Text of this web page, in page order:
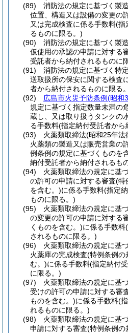
(89)
消防法の規定に基づく製
位置、構造又は設備の変更の
又は完成検査に係る手数料(指
るものに限る。)
(90)
消防法の規定に基づく製
仮使用の承認の申請に対する
受託者から納付されるものに
(91)
消防法の規定に基づく特
送取扱所の保安に関する検査
者から納付されるものに限る
(92)
広島市火災予防条例(昭和
規定に基づく指定数量未満の
蔵し、又は取り扱うタンクの
る手数料(指定納付受託者から
(93)
火薬類取締法(昭和25年法
火薬類の製造又は販売営業の
例条例の規定に基づくものを
納付受託者から納付されるも
(94)
火薬類取締法の規定に基
の許可の申請に対する審査(特
を含む。)に係る手数料(指定
ものに限る。)
(95)
火薬類取締法の規定に基
の変更の許可の申請に対する
くものを含む。)に係る手数料
されるものに限る。)
(96)
火薬類取締法の規定に基
火薬庫の完成検査(特例条例の
む。)に係る手数料(指定納付
に限る。)
(97)
火薬類取締法の規定に基
受けの許可の申請に対する審
ものを含む。)に係る手数料(
れるものに限る。)
(98)
火薬類取締法の規定に基
申請に対する審査(特例条例の